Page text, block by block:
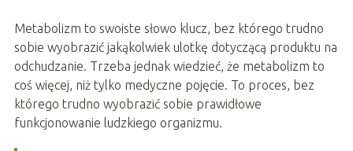
Metabolizm to swoiste słowo klucz, bez którego trudno
sobie wyobrazić jakąkolwiek ulotkę dotyczącą produktu na
odchudzanie. Trzeba jednak wiedzieć, że metabolizm to
coś więcej, niż tylko medyczne pojęcie. To proces, bez
którego trudno wyobrazić sobie prawidłowe
funkcjonowanie ludzkiego organizmu.